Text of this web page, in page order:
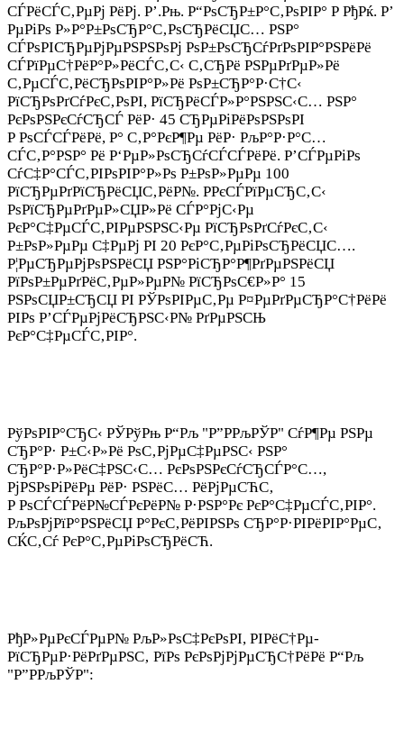
СЃРёСЃС‚РµРј РёРј. Р’.Рњ. Р“РѕСЂР±Р°С‚РѕРІР° Р РђРќ. Р’
РµРіРѕ Р»Р°Р±РѕСЂР°С‚РѕСЂРёСЏС… РЅР°
СЃРѕРІСЂРµРјРµРЅРЅРѕРј РѕР±РѕСЂСѓРґРѕРІР°РЅРёРё
СЃРїРµС†РёР°Р»РёСЃС‚С‹ С‚СЂРё РЅРµРґРµР»Рё
С‚РµСЃС‚РёСЂРѕРІР°Р»Рё РѕР±СЂР°Р·С†С‹
РїСЂРѕРґСѓРєС‚РѕРІ, РїСЂРёСЃР»Р°РЅРЅС‹С… РЅР°
РєРѕРЅРєСѓСЂСЃ РёР· 45 СЂРµРіРёРѕРЅРѕРІ
Р РѕСЃСЃРёРё, Р° С‚Р°РєР¶Рµ РёР· РљР°Р·Р°С…
СЃС‚Р°РЅР° Рё Р‘РµР»РѕСЂСѓСЃСЃРёРё. Р’СЃРµРіРѕ
СѓС‡Р°СЃС‚РІРѕРІР°Р»Рѕ Р±РѕР»РµРµ 100
РїСЂРµРґРїСЂРёСЏС‚РёР№. Р­РєСЃРїРµСЂС‚С‹
РѕРїСЂРµРґРµР»СЏР»Рё СЃР°РјС‹Рµ
РєР°С‡РµСЃС‚РІРµРЅРЅС‹Рµ РїСЂРѕРґСѓРєС‚С‹
Р±РѕР»РµРµ С‡РµРј РІ 20 РєР°С‚РµРіРѕСЂРёСЏС….
Р¦РµСЂРµРјРѕРЅРёСЏ РЅР°РіСЂР°Р¶РґРµРЅРёСЏ
РїРѕР±РµРґРёС‚РµР»РµР№ РїСЂРѕС€Р»Р° 15
РЅРѕСЏР±СЂСЏ РІ РЎРѕРІРµС‚Рµ Р¤РµРґРµСЂР°С†РёРё
РІРѕ Р’СЃРµРјРёСЂРЅС‹Р№ РґРµРЅСЊ
РєР°С‡РµСЃС‚РІР°.
РўРѕРІР°СЂС‹ РЎРўРњ Р“Рљ "Р”РРљРЎР" СѓР¶Рµ РЅРµ
СЂР°Р· Р±С‹Р»Рё РѕС‚РјРµС‡РµРЅС‹ РЅР°
СЂР°Р·Р»РёС‡РЅС‹С… РєРѕРЅРєСѓСЂСЃР°С…,
РјРЅРѕРіРёРµ РёР· РЅРёС… РёРјРµСЋС‚
Р РѕСЃСЃРёР№СЃРєРёР№ Р·РЅР°Рє РєР°С‡РµСЃС‚РІР°.
РљРѕРјРїР°РЅРёСЏ Р°РєС‚РёРІРЅРѕ СЂР°Р·РІРёРІР°РµС‚
СЌС‚Сѓ РєР°С‚РµРіРѕСЂРёСЋ.
РђР»РµРєСЃРµР№ РљР»РѕС‡РєРѕРІ, РІРёС†Рµ-
РїСЂРµР·РёРґРµРЅС‚ РїРѕ РєРѕРјРјРµСЂС†РёРё Р“Рљ
"Р”РРљРЎР":